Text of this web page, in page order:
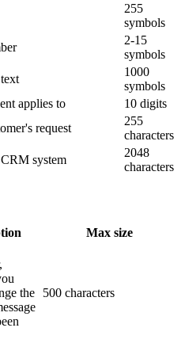
255
symbols
2-15
symbols
1000
symbols
applies to
10 digits
request
255
characters
system
2048
characters
Max size
the
500 characters